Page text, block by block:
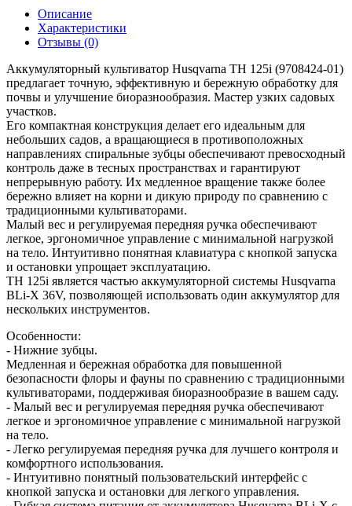
Описание
Характеристики
Отзывы (0)
Аккумуляторный культиватор Husqvarna TH 125i (9708424-01)
предлагает точную, эффективную и бережную обработку для
почвы и улучшение биоразнообразия. Мастер узких садовых
участков.
Его компактная конструкция делает его идеальным для
небольших садов, а вращающиеся в противоположных
направлениях спиральные зубцы обеспечивают превосходный
контроль даже в тесных пространствах и гарантируют
непрерывную работу. Их медленное вращение также более
бережно влияет на корни и дикую природу по сравнению с
традиционными культиваторами.
Малый вес и регулируемая передняя ручка обеспечивают
легкое, эргономичное управление с минимальной нагрузкой
на тело. Интуитивно понятная клавиатура с кнопкой запуска
и остановки упрощает эксплуатацию.
TH 125i является частью аккумуляторной системы Husqvarna
BLi-X 36V, позволяющей использовать один аккумулятор для
нескольких инструментов.
Особенности:
- Нижние зубцы.
Медленная и бережная обработка для повышенной
безопасности флоры и фауны по сравнению с традиционными
культиваторами, поддерживая биоразнообразие в вашем саду.
- Малый вес и регулируемая передняя ручка обеспечивают
легкое и эргономичное управление с минимальной нагрузкой
на тело.
- Легко регулируемая передняя ручка для лучшего контроля и
комфортного использования.
- Интуитивно понятный пользовательский интерфейс с
кнопкой запуска и остановки для легкого управления.